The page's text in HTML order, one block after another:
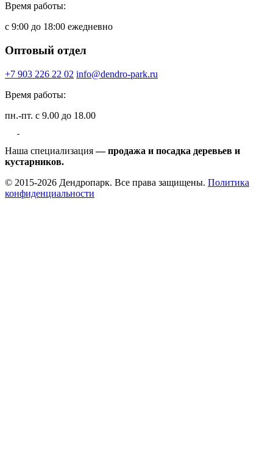
Время работы:
с 9:00 до 18:00 ежедневно
Оптовый отдел
+7 903 226 22 02 info@dendro-park.ru
Время работы:
пн.-пт. с 9.00 до 18.00
Наша специализация— продажа и посадка деревьев и
кустарников.
© 2015-2026 Дендропарк. Все права защищены. Политика
конфиденциальности